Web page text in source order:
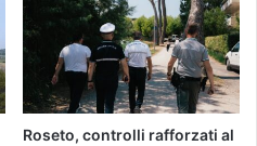
Roseto, controlli rafforzati al